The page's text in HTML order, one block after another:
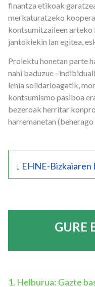
finantza etikoak
merkaturatzeko
kontsumitzaileen
jantokiekin lan egitea,
Proiektu honetan parte
nahi baduzue
lehia solidarioagatik,
kontsumismo pasiboa
bezeroak herritar
harremanetan
↓ EHNE-Bizkaiaren
GURE
1. Helburua: Gazte